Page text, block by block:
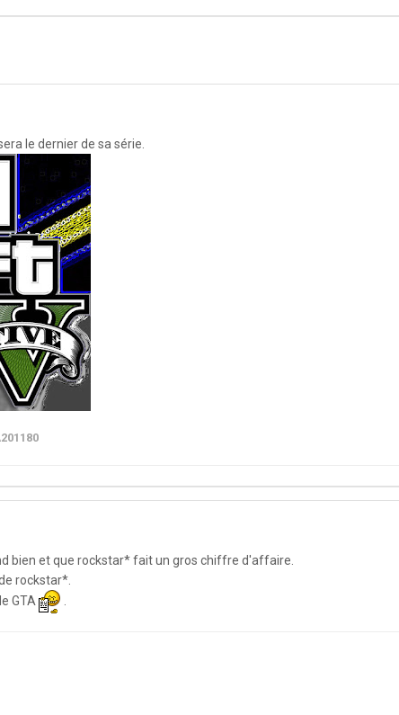
le dernier de sa série.
bien et que rockstar* fait un gros chiffre d'affaire.
rockstar*.
GTA